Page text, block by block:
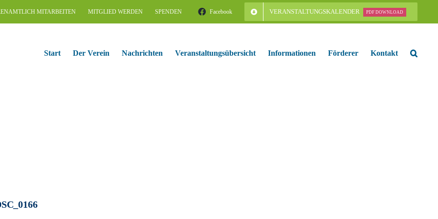
MITARBEITEN MITGLIED WERDEN SPENDEN Facebook VERANSTALTUNGSKALENDER PDF DOWNLOAD
Start Der Verein Nachrichten Veranstaltungsübersicht Informationen Förderer Kontakt